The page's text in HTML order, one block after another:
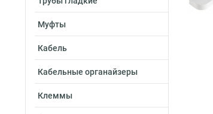
Муфты
Кабель
Кабельные органайзеры
Клеммы